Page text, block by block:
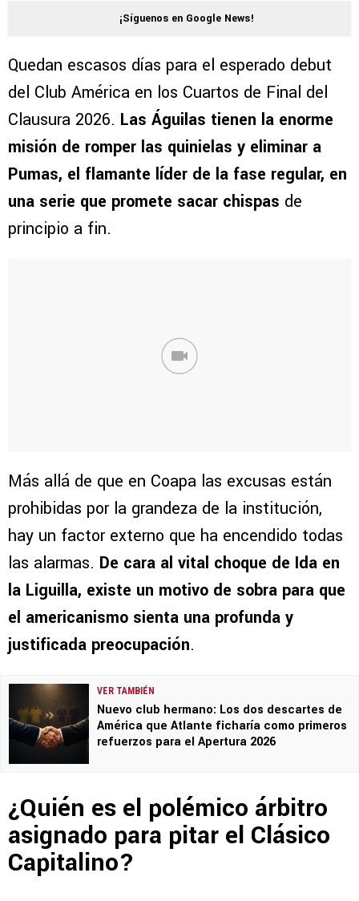
¡Síguenos en Google News!
Quedan escasos días para el esperado debut
del Club América en los Cuartos de Final del
Clausura 2026. Las Águilas tienen la enorme
misión de romper las quinielas y eliminar a
Pumas, el flamante líder de la fase regular, en
una serie que promete sacar chispas de
principio a fin.
Más allá de que en Coapa las excusas están
prohibidas por la grandeza de la institución,
hay un factor externo que ha encendido todas
las alarmas. De cara al vital choque de Ida en
la Liguilla, existe un motivo de sobra para que
el americanismo sienta una profunda y
justificada preocupación.
VER TAMBIÉN
Nuevo club hermano: Los dos descartes de
América que Atlante ficharía como primeros
refuerzos para el Apertura 2026
¿Quién es el polémico árbitro
asignado para pitar el Clásico
Capitalino?